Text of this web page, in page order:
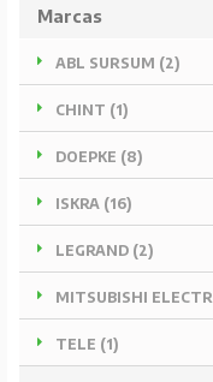
Marcas
ABL SURSUM (2)
CHINT (1)
DOEPKE (8)
ISKRA (16)
LEGRAND (2)
MITSUBISHI
TELE (1)